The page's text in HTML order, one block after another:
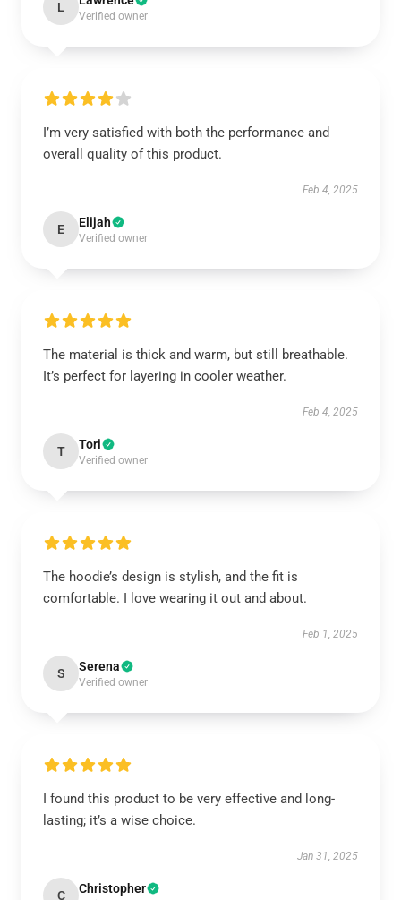
L
Verified owner
I’m very satisfied with both the performance and
overall quality of this product.
Feb 4, 2025
E Elijah
Verified owner
The material is thick and warm, but still breathable.
It’s perfect for layering in cooler weather.
Feb 4, 2025
T Tori
Verified owner
The hoodie’s design is stylish, and the fit is
comfortable. I love wearing it out and about.
Feb 1, 2025
S Serena
Verified owner
I found this product to be very effective and long-
lasting; it’s a wise choice.
Jan 31, 2025
C Christopher